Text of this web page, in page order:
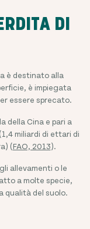
DI
è destinato alla
è impiegata
essere sprecato.
della Cina e pari a
miliardi di ettari di
(FAO, 2013).
allevamenti o le
a molte specie,
qualità del suolo.